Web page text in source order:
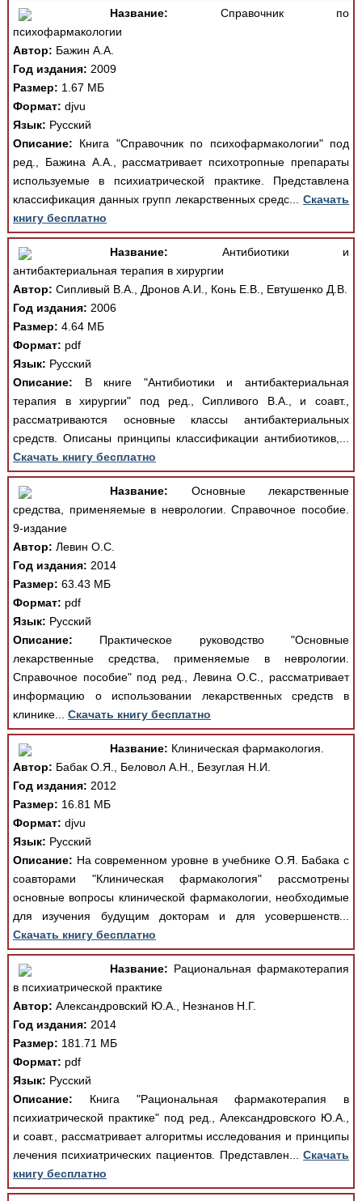
Название: Справочник по
психофармакологии
Автор: Бажин А.А.
Год издания: 2009
Размер: 1.67 МБ
Формат: djvu
Язык: Русский
Описание: Книга "Справочник по психофармакологии" под
ред., Бажина А.А., рассматривает психотропные препараты
используемые в психиатрической практике. Представлена
классификация данных групп лекарственных средс...Скачать
книгу бесплатно
Название: Антибиотики и
антибактериальная терапия в хирургии
Автор: Сипливый В.А., Дронов А.И., Конь Е.В., Евтушенко Д.В.
Год издания: 2006
Размер: 4.64 МБ
Формат: pdf
Язык: Русский
Описание: В книге "Антибиотики и антибактериальная
терапия в хирургии" под ред., Сипливого В.А., и соавт.,
рассматриваются основные классы антибактериальных
средств. Описаны принципы классификации антибиотиков,...
Скачать книгу бесплатно
Название: Основные лекарственные
средства, применяемые в неврологии. Справочное пособие.
9-издание
Автор: Левин О.С.
Год издания: 2014
Размер: 63.43 МБ
Формат: pdf
Язык: Русский
Описание: Практическое руководство "Основные
лекарственные средства, применяемые в неврологии.
Справочное пособие" под ред., Левина О.С., рассматривает
информацию о использовании лекарственных средств в
клинике... Скачать книгу бесплатно
Название: Клиническая фармакология.
Автор: Бабак О.Я., Беловол А.Н., Безуглая Н.И.
Год издания: 2012
Размер: 16.81 МБ
Формат: djvu
Язык: Русский
Описание: На современном уровне в учебнике О.Я. Бабака с
соавторами "Клиническая фармакология" рассмотрены
основные вопросы клинической фармакологии, необходимые
для изучения будущим докторам и для усовершенств...
Скачать книгу бесплатно
Название: Рациональная фармакотерапия
в психиатрической практике
Автор: Александровский Ю.А., Незнанов Н.Г.
Год издания: 2014
Размер: 181.71 МБ
Формат: pdf
Язык: Русский
Описание: Книга "Рациональная фармакотерапия в
психиатрической практике" под ред., Александровского Ю.А.,
и соавт., рассматривает алгоритмы исследования и принципы
лечения психиатрических пациентов. Представлен...Скачать
книгу бесплатно